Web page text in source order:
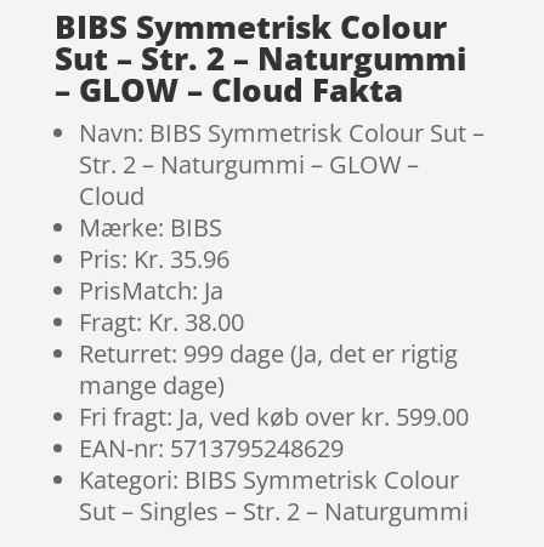
BIBS Symmetrisk Colour
Sut – Str. 2 – Naturgummi
– GLOW – Cloud Fakta
Navn: BIBS Symmetrisk Colour Sut –
Str. 2 – Naturgummi – GLOW –
Cloud
Mærke: BIBS
Pris: Kr. 35.96
PrisMatch: Ja
Fragt: Kr. 38.00
Returret: 999 dage (Ja, det er rigtig
mange dage)
Fri fragt: Ja, ved køb over kr. 599.00
EAN-nr: 5713795248629
Kategori: BIBS Symmetrisk Colour
Sut – Singles – Str. 2 – Naturgummi